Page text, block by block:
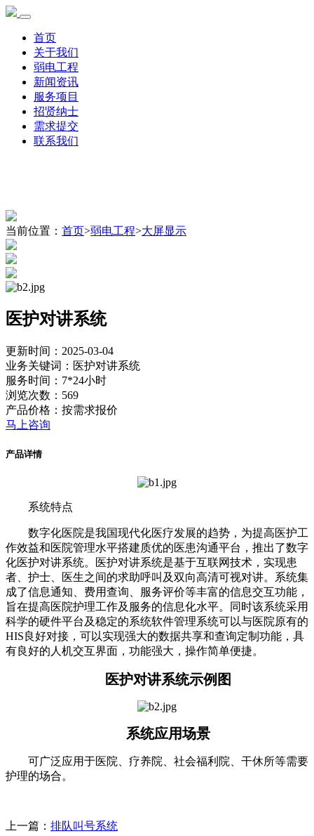
首页
关于我们
弱电工程
新闻资讯
服务项目
招贤纳士
需求提交
联系我们
当前位置： 首页>弱电工程>大屏显示
医护对讲系统
更新时间：2025-03-04
业务关键词：医护对讲系统
服务时间：7*24小时
浏览次数：569
产品价格：按需求报价
马上咨询
产品详情
系统特点
数字化医院是我国现代化医疗发展的趋势，为提高医护工
作效益和医院管理水平搭建质优的医患沟通平台，推出了数字
化医护对讲系统。医护对讲系统是基于互联网技术，实现患
者、护士、医生之间的求助呼叫及双向高清可视对讲。系统集
成了信息通知、费用查询、服务评价等丰富的信息交互功能，
旨在提高医院护理工作及服务的信息化水平。同时该系统采用
科学的硬件平台及稳定的系统软件管理系统可以与医院原有的
HIS良好对接，可以实现强大的数据共享和查询定制功能，具
有良好的人机交互界面，功能强大，操作简单便捷。
医护对讲系统示例图
系统应用场景
可广泛应用于医院、疗养院、社会福利院、干休所等需要
护理的场合。
上一篇： 排队叫号系统